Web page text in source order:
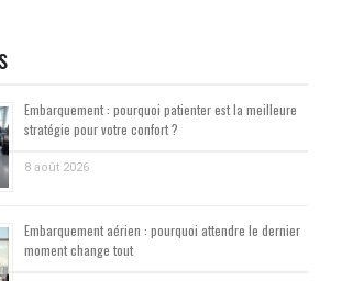
Embarquement : pourquoi patienter est la meilleure
stratégie pour votre confort ?
8 août 2026
Embarquement aérien : pourquoi attendre le dernier
moment change tout